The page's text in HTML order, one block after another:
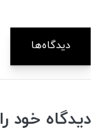
دیدگاه‌ها
دیدگاه خود